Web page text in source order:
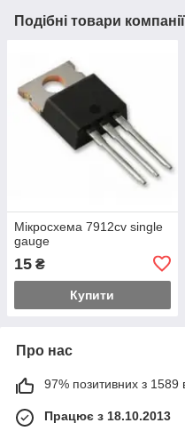
Подібні товари компанії
Мікросхема 7912cv single
gauge
15 ₴
Купити
Про нас
97% позитивних з 1589
Працює з 18.10.2013